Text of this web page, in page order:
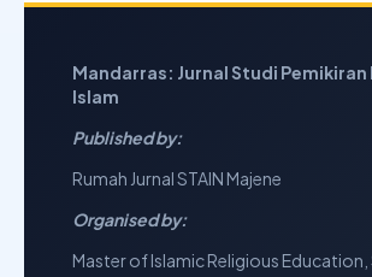
Mandarras: Jurnal Studi Pemikiran
Islam
Published by:
Rumah Jurnal STAIN Majene
Organised by:
Master of Islamic Religious Education,